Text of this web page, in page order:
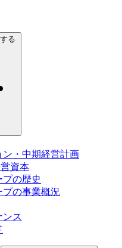
る
・中期経営計画
資本
の歴史
の事業概況
ンス